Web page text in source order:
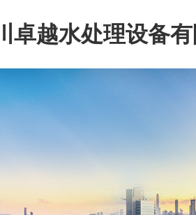
卓越水处理设备